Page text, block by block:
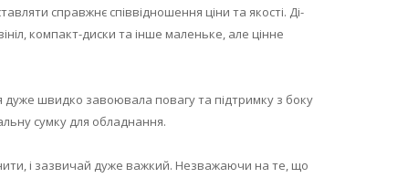
справжнє співвідношення ціни та якості. Ді-
компакт-диски та інше маленьке, але цінне
дуже швидко завоювала повагу та підтримку з боку
сумку для обладнання.
і зазвичай дуже важкий. Незважаючи на те, що